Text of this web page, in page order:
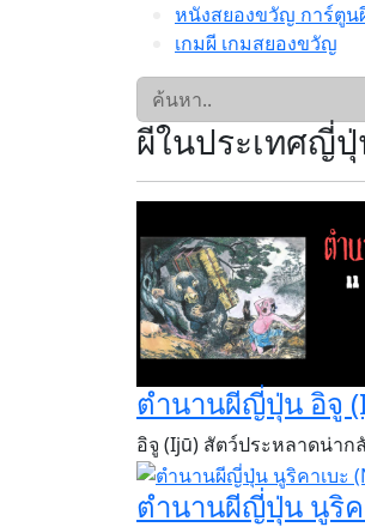
หนังสยองขวัญ การ์ตูน
เกมผี เกมสยองขวัญ
ผีในประเทศญี่
ตำนานผีญี่ปุ่น อิจู
อิจู (Ijū) สัตว์ประหลาดน่า
ตำนานผีญี่ปุ่น นูริค